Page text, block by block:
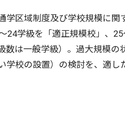
区域制度及び学校規模に関
24学級を「適正規模校」、
数は一般学級）。過大規模
学校の設置）の検討を、適